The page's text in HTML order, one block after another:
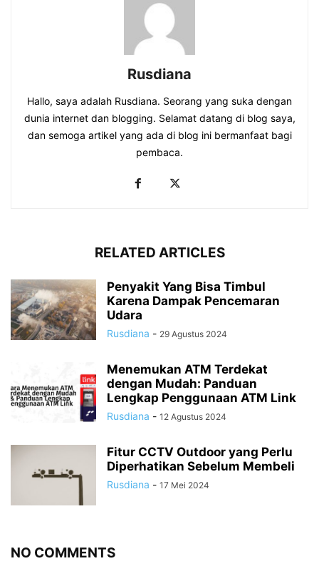
Rusdiana
Hallo, saya adalah Rusdiana. Seorang yang suka dengan
dunia internet dan blogging. Selamat datang di blog saya,
dan semoga artikel yang ada di blog ini bermanfaat bagi
pembaca.
RELATED ARTICLES
Penyakit Yang Bisa Timbul
Karena Dampak Pencemaran
Udara
Rusdiana - 29 Agustus 2024
Menemukan ATM Terdekat
dengan Mudah: Panduan
Lengkap Penggunaan ATM Link
Rusdiana - 12 Agustus 2024
Fitur CCTV Outdoor yang Perlu
Diperhatikan Sebelum Membeli
Rusdiana - 17 Mei 2024
NO COMMENTS